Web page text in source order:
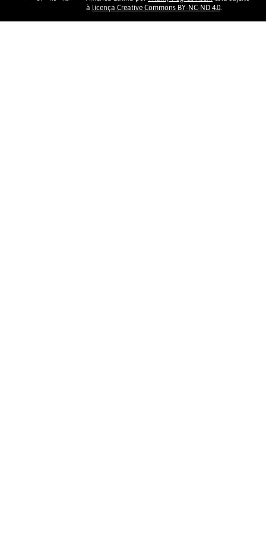
à licença Creative Commons BY-NC-ND 4.0.